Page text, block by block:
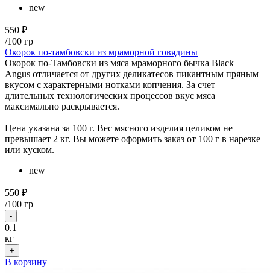
new
550 ₽
/100 гр
Окорок по-тамбовски из мраморной говядины
Окорок по-Тамбовски из мяса мраморного бычка Black
Angus отличается от других деликатесов пикантным пряным
вкусом с характерными нотками копчения. За счет
длительных технологических процессов вкус мяса
максимально раскрывается.
Цена указана за 100 г. Вес мясного изделия целиком не
превышает 2 кг. Вы можете оформить заказ от 100 г в нарезке
или куском.
new
550 ₽
/100 гр
-
0.1
кг
+
В корзину